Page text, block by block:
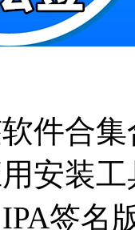
件合
安装
签名